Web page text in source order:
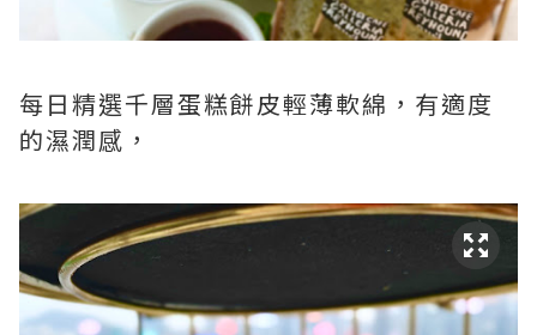
每日精選千層蛋糕餅皮輕薄軟綿，有適度
的濕潤感，